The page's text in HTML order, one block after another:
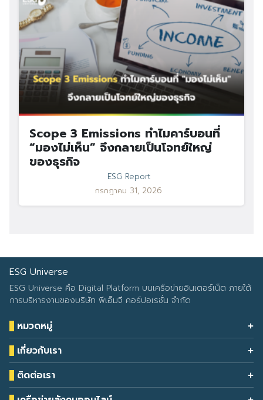
Scope 3 Emissions ทำไมคาร์บอนที่
“มองไม่เห็น” จึงกลายเป็นโจทย์ใหญ่
ของธุรกิจ
ESG Report
กรกฎาคม 31, 2026
ESG Universe
ESG Universe คือ Digital Platform บนเครือข่ายอินเตอร์เน็ต ภายใต้
การบริหารงานของบริษัท พีเอ็มจี คอร์ปอเรชั่น จำกัด
หมวดหมู่
Health & Wellness
Eco Icon
ESG Data
Climate Change
เกี่ยวกับเรา
Our Services
About Us
Contact Us
ติดต่อเรา
โทรศัพท์: 090-549-2524